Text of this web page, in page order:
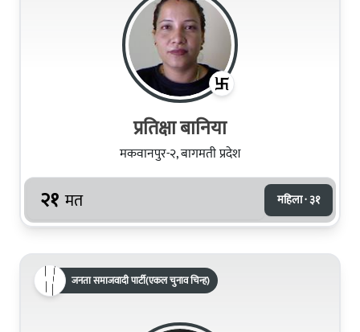
प्रतिक्षा बानिया
मकवानपुर-२, बागमती प्रदेश
२१ मत महिला · ३१
जनता समाजवादी पार्टी(एकल चुनाव चिन्ह)